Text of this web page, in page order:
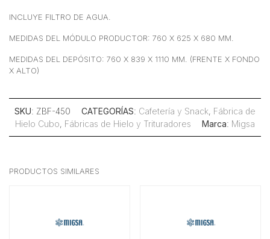
INCLUYE FILTRO DE AGUA.
MEDIDAS DEL MÓDULO PRODUCTOR: 760 X 625 X 680 MM.
MEDIDAS DEL DEPÓSITO: 760 X 839 X 1110 MM. (FRENTE X FONDO
X ALTO)
SKU: ZBF-450 CATEGORÍAS: Cafetería y Snack, Fábrica de
Hielo Cubo, Fábricas de Hielo y Trituradores Marca: Migsa
PRODUCTOS SIMILARES